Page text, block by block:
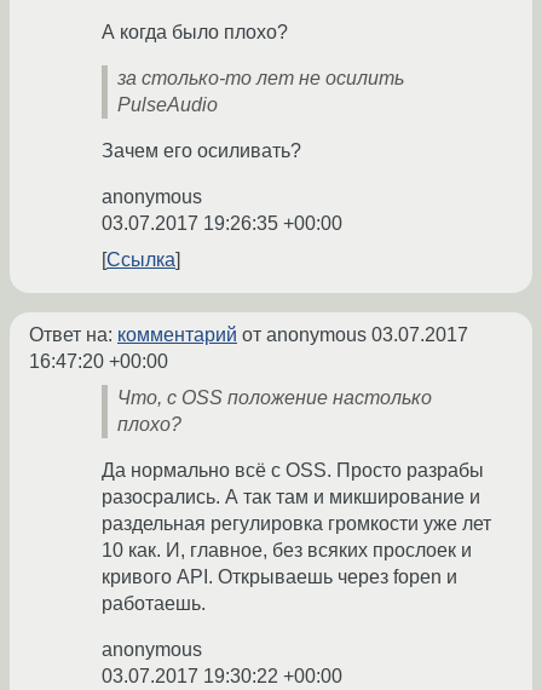
А когда было плохо?
за столько-то лет не осилить
PulseAudio
Зачем его осиливать?
anonymous
03.07.2017 19:26:35 +00:00
Ссылка
Ответ на: комментарий от anonymous 03.07.2017
16:47:20 +00:00
Что, с OSS положение настолько
плохо?
Да нормально всё с OSS. Просто разрабы
разосрались. А так там и микширование и
раздельная регулировка громкости уже лет
10 как. И, главное, без всяких прослоек и
кривого API. Открываешь через fopen и
работаешь.
anonymous
03.07.2017 19:30:22 +00:00